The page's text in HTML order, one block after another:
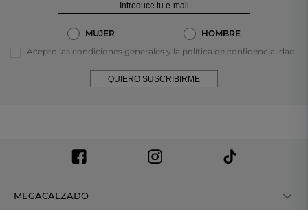
MUJER
HOMBRE
Acepto las condiciones generales y la política de confidencialidad
QUIERO SUSCRIBIRME
MEGACALZADO